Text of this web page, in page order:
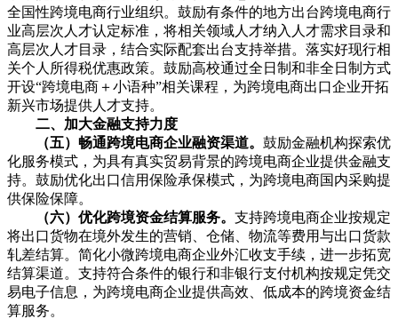
全国性跨境电商行业组织。鼓励有条件的地方出台跨境电商行
业高层次人才认定标准，将相关领域人才纳入人才需求目录和
高层次人才目录，结合实际配套出台支持举措。落实好现行相
关个人所得税优惠政策。鼓励高校通过全日制和非全日制方式
开设“跨境电商＋小语种”相关课程，为跨境电商出口企业开拓
新兴市场提供人才支持。
二、加大金融支持力度
（五）畅通跨境电商企业融资渠道。 鼓励金融机构探索优
化服务模式，为具有真实贸易背景的跨境电商企业提供金融支
持。鼓励优化出口信用保险承保模式，为跨境电商国内采购提
供保险保障。
（六）优化跨境资金结算服务。 支持跨境电商企业按规定
将出口货物在境外发生的营销、仓储、物流等费用与出口货款
轧差结算。简化小微跨境电商企业外汇收支手续，进一步拓宽
结算渠道。支持符合条件的银行和非银行支付机构按规定凭交
易电子信息，为跨境电商企业提供高效、低成本的跨境资金结
算服务。